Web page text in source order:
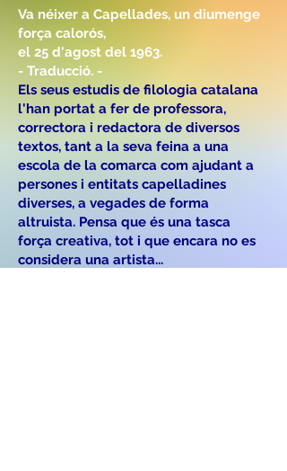
Va néixer a Capellades, un diumenge
força calorós,
el 25 d'agost del 1963.
- Traducció. -
Els seus estudis de filologia catalana
l'han portat a fer de professora,
correctora i redactora de diversos
textos, tant a la seva feina a una
escola de la comarca com ajudant a
persones i entitats capelladines
diverses, a vegades de forma
altruista. Pensa que és una tasca
força creativa, tot i que encara no es
considera una artista...